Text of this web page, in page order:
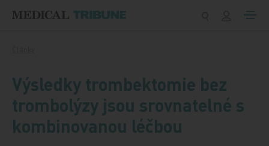
Výsledky trombektomie bez
trombolýzy jsou srovnatelné s
kombinovanou léčbou